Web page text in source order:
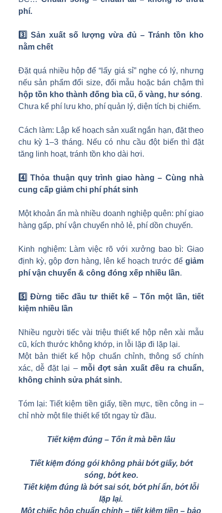
phí.
3️
Sản xuất số lượng vừa đủ – Tránh tồn kho
nằm chết
Đặt quá nhiều hộp để “lấy giá sỉ” nghe có lý, nhưng
nếu sản phẩm đổi size, đổi mẫu hoặc bán chậm thì
hộp tồn kho thành đống bìa cũ, ố vàng, hư sóng.
Chưa kể phí lưu kho, phí quản lý, diện tích bị chiếm.
Cách làm: Lập kế hoạch sản xuất ngắn hạn, đặt theo
chu kỳ 1–3 tháng. Nếu có nhu cầu đột biến thì đặt
tăng linh hoạt, tránh tồn kho dài hơi.
4️ Thỏa thuận quy trình giao hàng – Cùng nhà
cung cấp giảm chi phí phát sinh
Một khoản ẩn mà nhiều doanh nghiệp quên: phí giao
hàng gấp, phí vận chuyển nhỏ lẻ, phí dồn chuyến.
Kinh nghiệm: Làm việc rõ với xưởng bao bì: Giao
định kỳ, gộp đơn hàng, lên kế hoạch trước đểgiảm
phí vận chuyển & công đóng xếp nhiều lần.
5️ Đừng tiếc đầu tư thiết kế – Tốn một lần, tiết
kiệm nhiều lần
Nhiều người tiếc vài triệu thiết kế hộp nên xài mẫu
cũ, kích thước không khớp, in lỗi lặp đi lặp lại.
Một bản thiết kế hộp chuẩn chỉnh, thông số chính
xác, dễ đặt lại – mỗi đợt sản xuất đều ra chuẩn,
không chỉnh sửa phát sinh.
Tóm lại: Tiết kiệm tiền giấy, tiền mực, tiền công in –
chỉ nhờ một file thiết kế tốt ngay từ đầu.
Tiết kiệm đúng – Tốn ít mà bền lâu
Tiết kiệm đóng gói không phải bớt giấy, bớt
sóng, bớt keo.
Tiết kiệm đúng là bớt sai sót, bớt phí ẩn, bớt lỗi
lặp lại.
Một chiếc hộp chuẩn chỉnh – tiết kiệm tiền – bảo